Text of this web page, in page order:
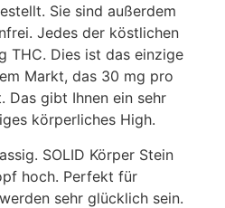
Sie sind außerdem
Jedes der köstlichen
THC. Dies ist das einzige
Markt, das 30 mg pro
Das gibt Ihnen ein sehr
körperliches High.
SOLID Körper Stein
hoch. Perfekt für
sehr glücklich sein.